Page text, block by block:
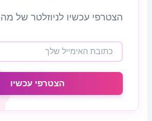
הצטרפי עכשיו לניוזלטר של
הצטרפי עכשיו